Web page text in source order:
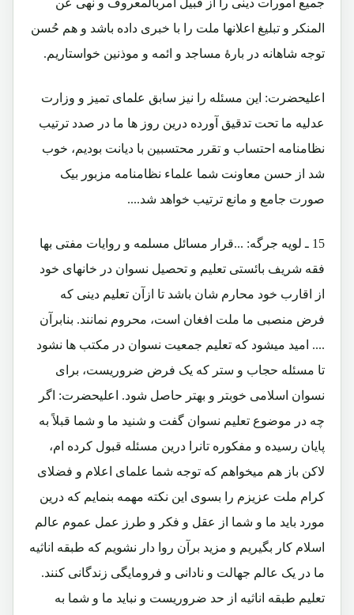
جمیع امورات دینی را از قبیل امربالمعروف و نهی عن
المنکر و تبلیغ اعلانها ملت را با خبری داده باشد و هم حُسن
توجه شاهانه در بارۀ مساجد و ائمه و موذنین خواستاریم.
اعلیحضرت: این مسئله را نیز سابق علمای تمیز و وزارت
عدلیه ما تحت تدقیق آورده درین روز ها ما در صدد ترتیب
نظامنامه احتساب و تقرر محتسبین با دیانت بودیم، خوب
شد از حسن معاونت شما علماء نظامنامه مزبور بیک
صورت جامع و مانع ترتیب خواهد شد....
15 ـ لویه جرگه: ...قرار مسائل مسلمه و روایات مفتی بها
فقه شریف بائستی تعلیم و تحصیل نسوان در خانهای خود
از اقارب خود محارم شان باشد تا ازآن تعلیم دینی که
فرض منصبی ما ملت افغان است، محروم نمانند. بنابرآن
.... امید میشود که تعلیم جمعیت نسوان در مکتب ها نشود
تا مسئله حجاب و ستر که یک فرض ضروریست، برای
نسوان اسلامی خوبتر و بهتر حاصل شود. اعلیحضرت: اگر
چه در موضوع تعلیم نسوان گفت و شنید ما و شما قبلاً به
پایان رسیده و مفکوره تانرا درین مسئله قبول کرده ام،
لاکن باز هم میخواهم که توجه شما علمای اعلام و فضلای
کرام ملت عزیزم را بسوی این نکته مهمه بنمایم که درین
مورد باید ما و شما از عقل و فکر و طرز عمل عموم عالم
اسلام کار بگیریم و مزید برآن روا دار نشویم که طبقه اناثیه
ما در یک عالم جهالت و نادانی و فرومایگی زندگانی کنند.
تعلیم طبقه اناثیه از حد ضروریست و نباید ما و شما به